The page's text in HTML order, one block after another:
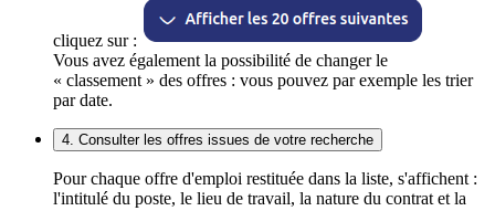
cliquez sur :
Vous avez également la possibilité de changer le
« classement » des offres : vous pouvez par exemple les trier
par date.
4. Consulter les offres issues de votre recherche
Pour chaque offre d'emploi restituée dans la liste, s'affichent :
l'intitulé du poste, le lieu de travail, la nature du contrat et la